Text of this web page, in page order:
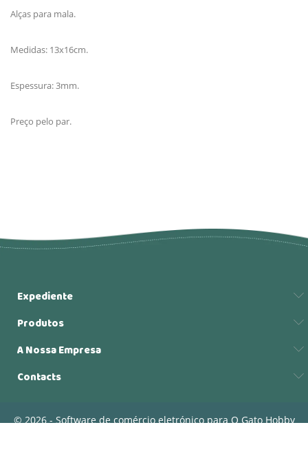
Alças para mala.
Medidas: 13x16cm.
Espessura: 3mm.
Preço pelo par.
Expediente
Produtos
A Nossa Empresa
Contacts
© 2026 - Software de comércio eletrónico para O Gato Hobby